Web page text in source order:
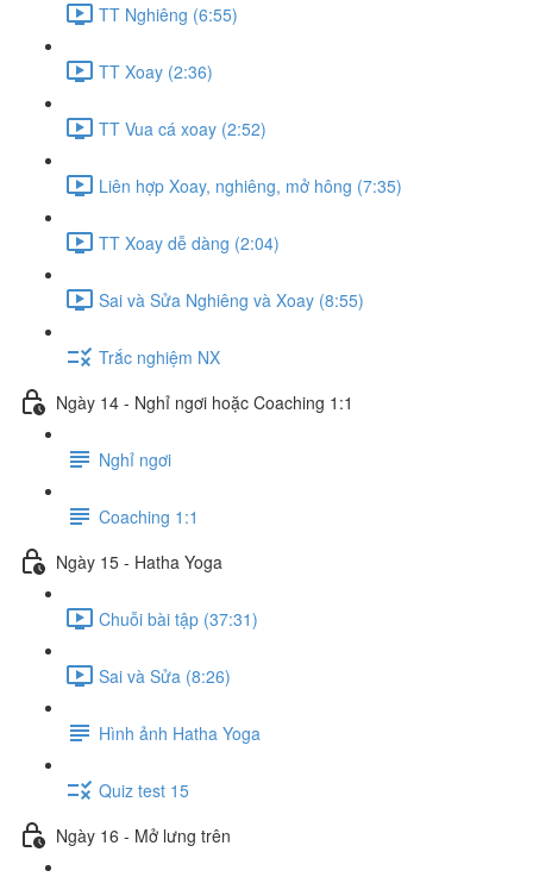
TT Nghiêng (6:55)
TT Xoay (2:36)
TT Vua cá xoay (2:52)
Liên hợp Xoay, nghiêng, mở hông (7:35)
TT Xoay dễ dàng (2:04)
Sai và Sửa Nghiêng và Xoay (8:55)
Trắc nghiệm NX
Ngày 14 - Nghỉ ngơi hoặc Coaching 1:1
Nghỉ ngơi
Coaching 1:1
Ngày 15 - Hatha Yoga
Chuỗi bài tập (37:31)
Sai và Sửa (8:26)
Hình ảnh Hatha Yoga
Quiz test 15
Ngày 16 - Mở lưng trên